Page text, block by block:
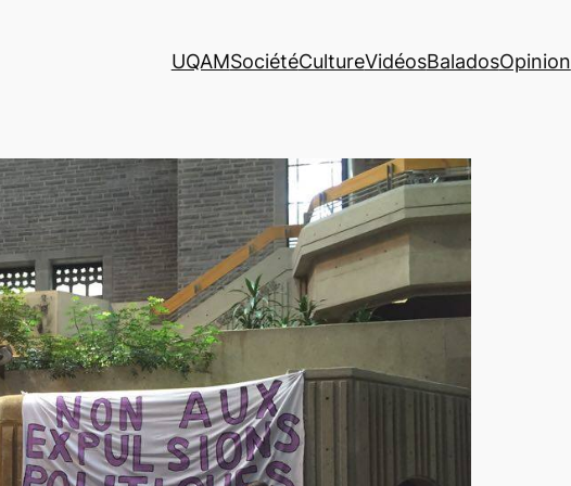
UQAMSociétéCultureVidéosBaladosOpinion